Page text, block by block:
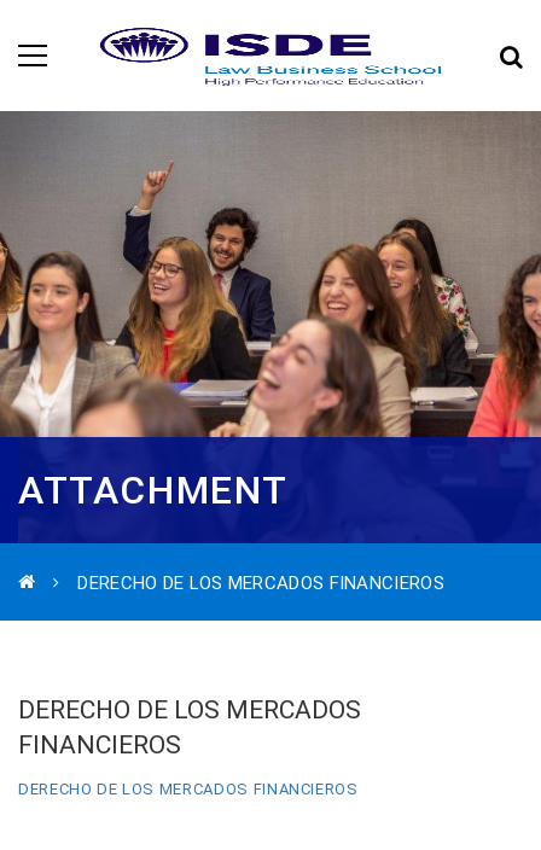
ATTACHMENT
DERECHO DE LOS MERCADOS FINANCIEROS
DERECHO DE LOS MERCADOS
FINANCIEROS
DERECHO DE LOS MERCADOS FINANCIEROS